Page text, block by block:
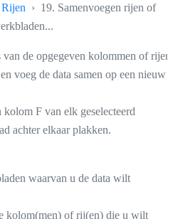
› 19. Samenvoegen rijen of
de opgegeven kolommen of rijen
voeg de data samen op een nieuw
F van elk geselecteerd
achter elkaar plakken.
waarvan u de data wilt
kolom(men) of rij(en) die u wilt